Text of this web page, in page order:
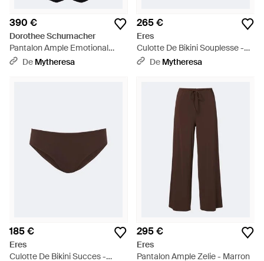
390 €
Dorothee Schumacher
Pantalon Ample Emotional
Essence - Noir
De Mytheresa
265 €
Eres
Culotte De Bikini Souplesse -
Violet
De Mytheresa
185 €
Eres
Culotte De Bikini Succes -
295 €
Eres
Pantalon Ample Zelie - Marron